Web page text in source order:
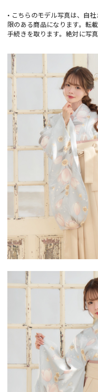
• こちらのモデル写真は、自
限のある商品になります。転
手続きを取ります。絶対に写